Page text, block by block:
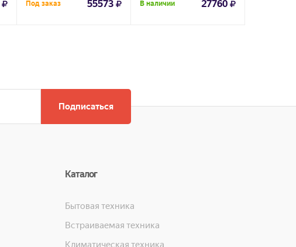
Под заказ 55573 В наличии 27760
Подписаться
Каталог
Бытовая техника
Встраиваемая техника
Климатическая техника